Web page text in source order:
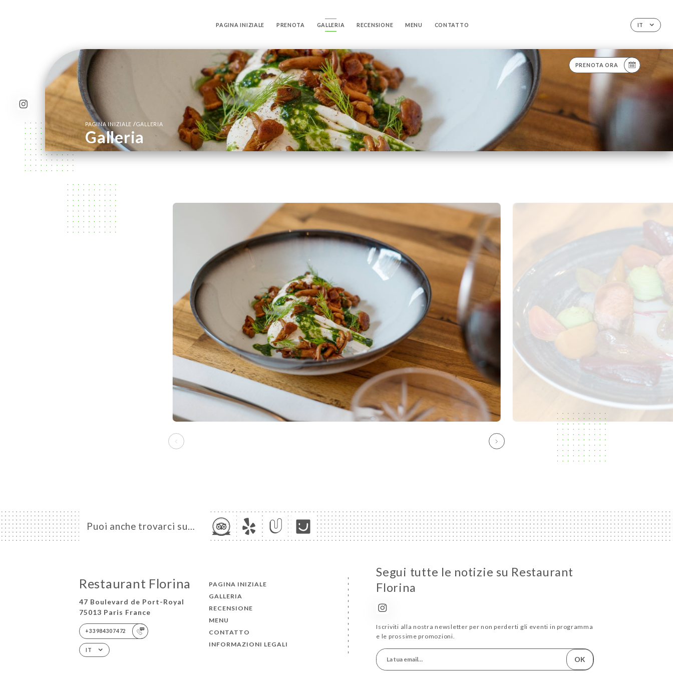
IT
PAGINA INIZIALE PRENOTA GALLERIA RECENSIONE MENU CONTATTO
PRENOTA ORA
PAGINA INIZIALE /GALLERIA
Galleria
Puoi anche trovarci su…
Restaurant Florina
47 Boulevard de Port-Royal
75013 Paris France
+33984307472
IT
PAGINA INIZIALE
GALLERIA
RECENSIONE
MENU
CONTATTO
INFORMAZIONI LEGALI
Segui tutte le notizie su Restaurant
Florina
Iscriviti alla nostra newsletter per non perderti gli eventi in programma
e le prossime promozioni.
OK